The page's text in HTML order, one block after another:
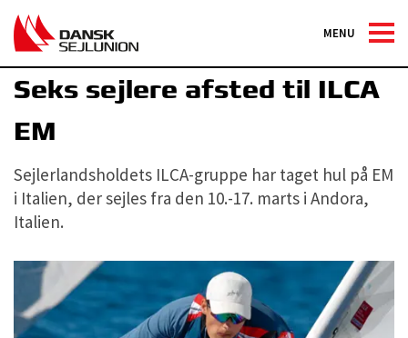
MENU
Sejlerlandsholdet
Seks sejlere afsted til ILCA
EM
Sejlerlandsholdets ILCA-gruppe har taget hul på EM
i Italien, der sejles fra den 10.-17. marts i Andora,
Italien.